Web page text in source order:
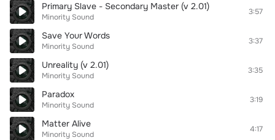
Primary Slave - Secondary Master (v 2.01)
Minority Sound
3:57
Save Your Words
Minority Sound
3:37
Unreality (v 2.01)
Minority Sound
3:35
Paradox
Minority Sound
3:19
Matter Alive
Minority Sound
4:17